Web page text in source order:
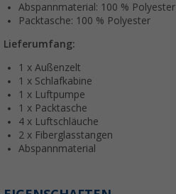
Abspannmaterial: 100 % Polyester
Packtasche: 100 % Polyester
Lieferumfang:
1 x Außenzelt
1 x Schlafkabine
1 x Luftpumpe
1 x Packtasche
4 x Luftschläuche
2 x Fiberglasstangen
Abspannmaterial